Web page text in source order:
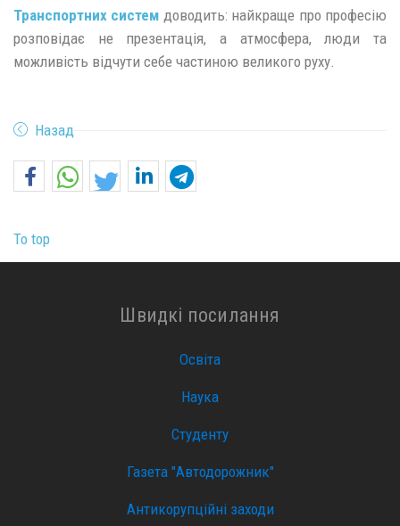
Транспортних систем доводить: найкраще про професію
розповідає не презентація, а атмосфера, люди та
можливість відчути себе частиною великого руху.
Назад
To top
Швидкі посилання
Освіта
Наука
Студенту
Газета "Автодорожник"
Антикорупційні заходи